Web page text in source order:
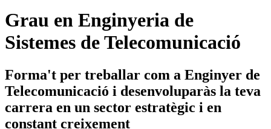
Grau en Enginyeria de
Sistemes de Telecomunicació
Forma't per treballar com a Enginyer de
Telecomunicació i desenvoluparàs la teva
carrera en un sector estratègic i en
constant creixement